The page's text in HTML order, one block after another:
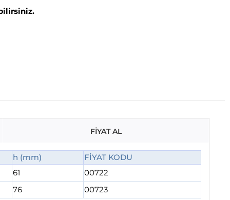
FİYAT AL
h (mm)
FİYAT KODU
61
00722
76
00723